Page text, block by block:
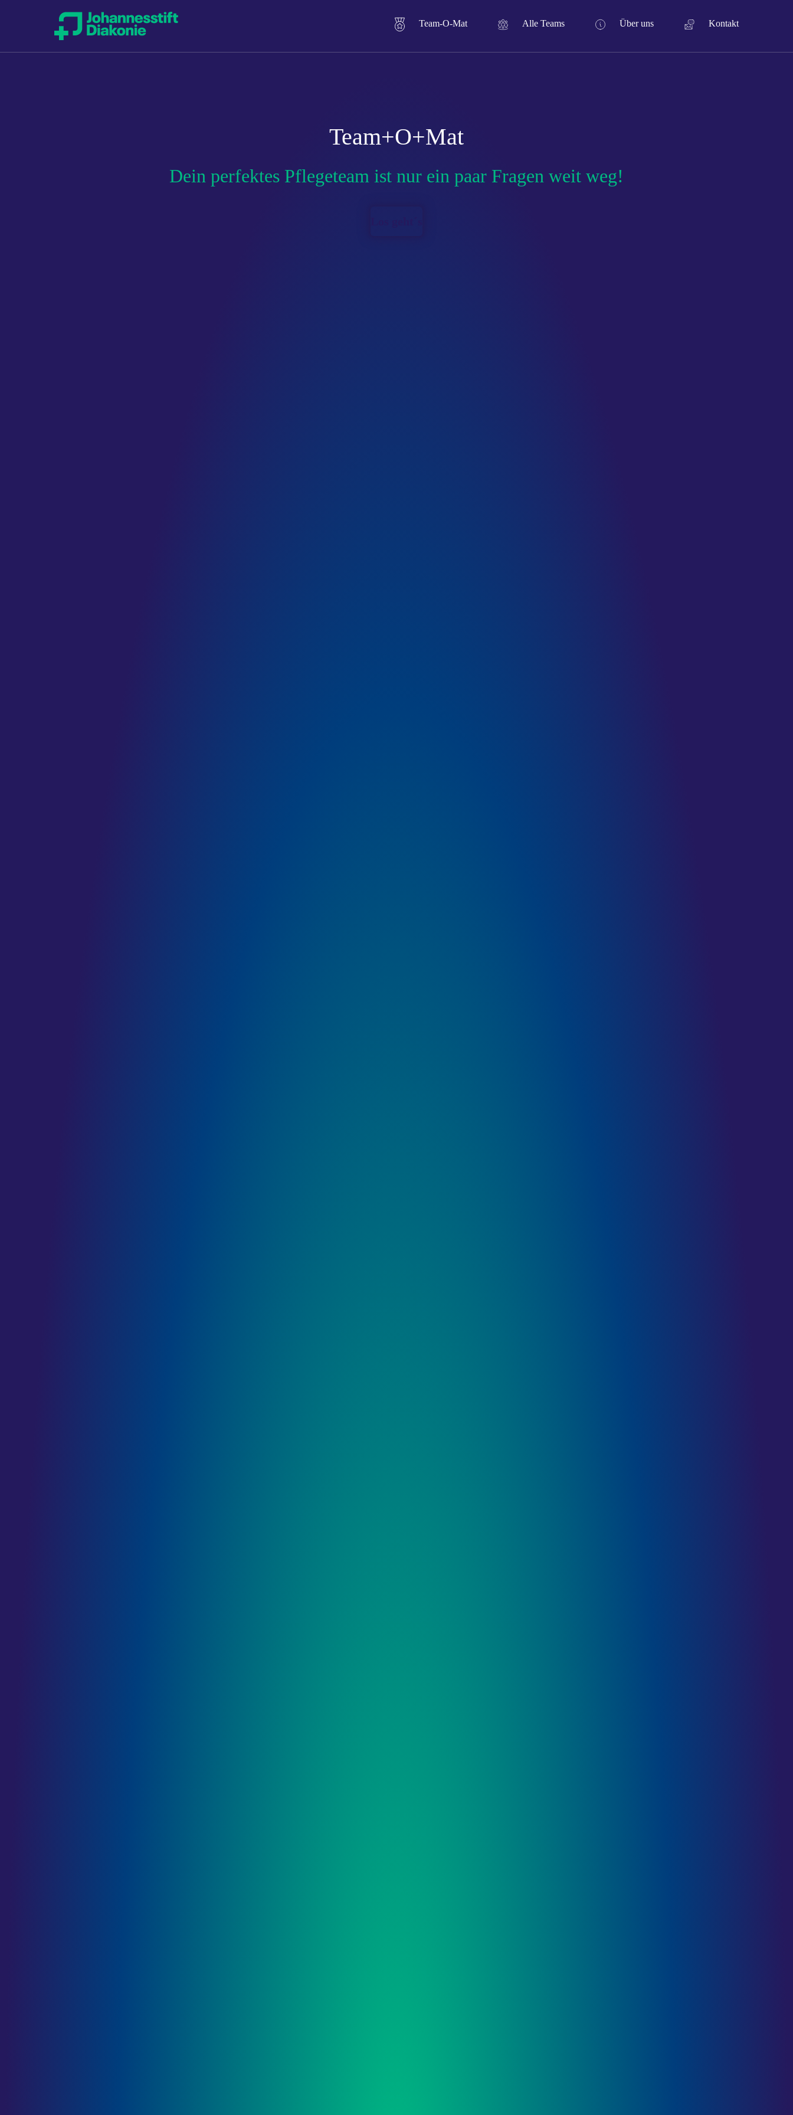
Team-O-Mat Alle Teams Über uns Kontakt
Team+O+Mat
Dein perfektes Pflegeteam ist nur ein paar Fragen weit weg!